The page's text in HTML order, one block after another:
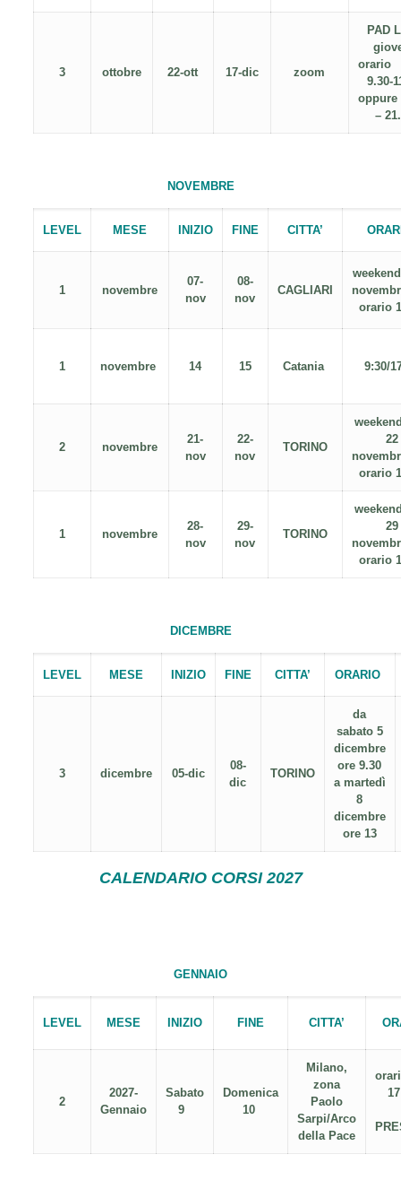
3 ottobre 22-ott 17-dic zoom
PAD
9.30-
oppure
–
NOVEMBRE
LEVEL MESE INIZIO FINE CITTA’
1 novembre
07-
nov
08-
nov
CAGLIARI
orario
1 novembre 14 15 Catania 9:30/
2 novembre
21-
nov
22-
nov
TORINO
22
orario
1 novembre
28-
nov
29-
nov
TORINO
29
orario
DICEMBRE
LEVEL MESE INIZIO FINE CITTA’ ORARIO
3 dicembre 05-dic
08-
dic
TORINO
da
sabato 5
dicembre
ore 9.30
a martedì
8
dicembre
ore 13
CALENDARIO CORSI 2027
GENNAIO
LEVEL MESE INIZIO FINE CITTA’
2
2027-
Gennaio
Sabato
9
Domenica
10
Milano,
zona
Paolo
Sarpi/Arco
della Pace